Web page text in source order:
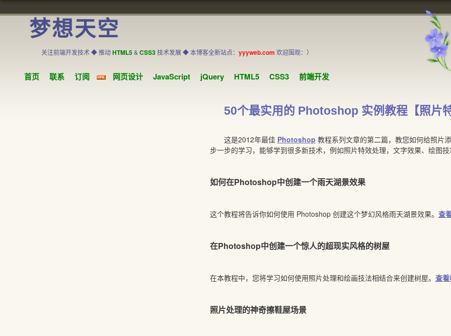
梦想天空
关注前端开发技术 ◆ 推动HTML5& CSS3技术发展 ◆ 本博客全新站点： yyyweb.com 欢迎围观：）
首页 联系 订阅 网页设计 JavaScript jQuery HTML5 CSS3 前端开发
50个最实用的 Photoshop 实例教程【照片特
这是2012年最佳 Photoshop 教程系列文章的第二篇，教您如何给照片
步一步的学习，能够学到很多新技术，例如照片特效处理，文字效果、绘图
如何在Photoshop中创建一个雨天湖景效果
这个教程将告诉你如何使用 Photoshop 创建这个梦幻风格雨天湖景效果。 查
在Photoshop中创建一个惊人的超现实风格的树屋
在本教程中，您将学习如何使用照片处理和绘画技法相结合来创建树屋。 查
照片处理的神奇擦鞋屋场景